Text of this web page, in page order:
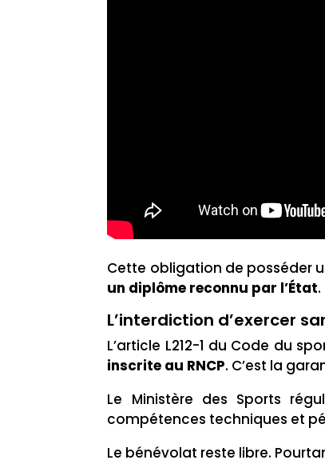
Cette obligation de posséder
un diplôme reconnu par l’État.
L’interdiction d’exercer
L’article L212-1 du Code du
inscrite au RNCP. C’est la
Le Ministère des Sports
compétences techniques et
Le bénévolat reste libre.